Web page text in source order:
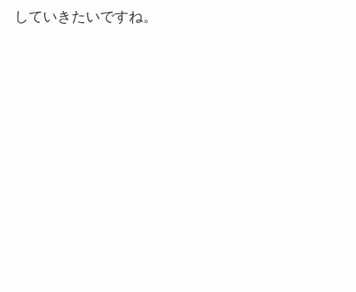
していきたいですね。